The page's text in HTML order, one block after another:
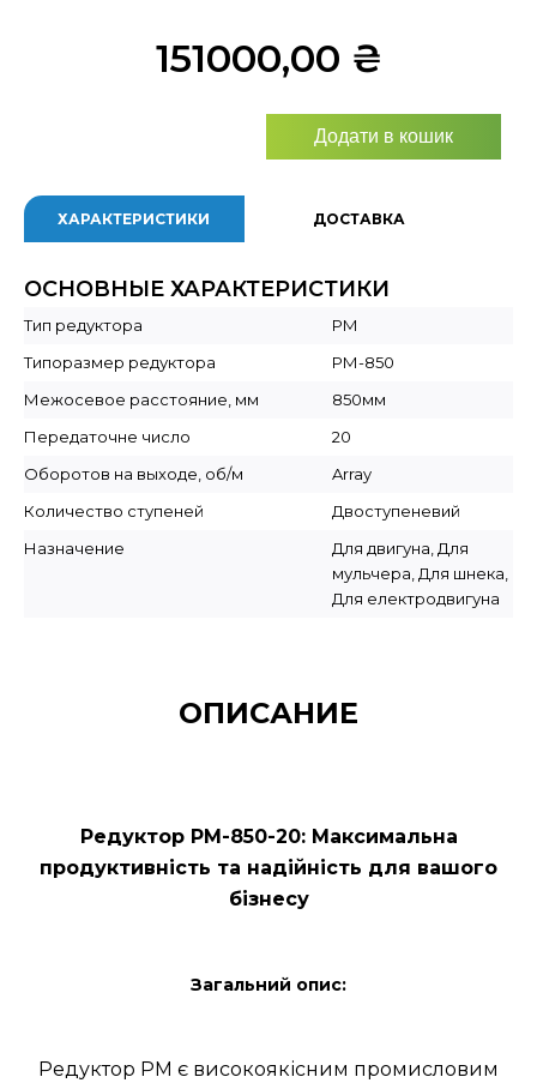
151000,00 ₴
Додати в кошик
ХАРАКТЕРИСТИКИ ДОСТАВКА
ОСНОВНЫЕ ХАРАКТЕРИСТИКИ
Тип редуктора
РМ
Типоразмер редуктора
РМ-850
Межосевое расстояние, мм
850мм
Передаточне число
20
Оборотов на выходе, об/м
Array
Количество ступеней
Двоступеневий
Назначение
Для двигуна, Для
мульчера, Для шнека,
Для електродвигуна
ОПИСАНИЕ
Редуктор РМ-850-20: Максимальна
продуктивність та надійність для вашого
бізнесу
Загальний опис:
Редуктор РМ є високоякісним промисловим